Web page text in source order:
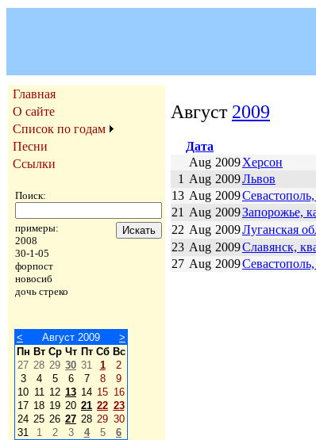
Главная
О сайте
Список по годам
Песни
Ссылки
Поиск:
примеры:
2008
30-1-05
форпост
новосиб
дочь стреко
< Август 2009
>
Пн Вт Ср Чт Пт Сб Вс
27 28 29 30 31 1
2
3
4 5 6 7 8
9
10 11 12 13 14 15 16
17 18 19 20 21 22 23
24 25 26 27 28 29 30
31
1 2 3 4 5 6
Август 2009
Дата
Aug 2009Херсон
1 Aug 2009Львов
13 Aug 2009
21 Aug 2009Запорожье,
22 Aug 2009Луганская
23 Aug 2009Славянск,
27 Aug 2009